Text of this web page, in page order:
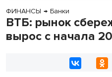
ФИНАНСЫ → Банки
ВТБ: рынок
вырос с начала